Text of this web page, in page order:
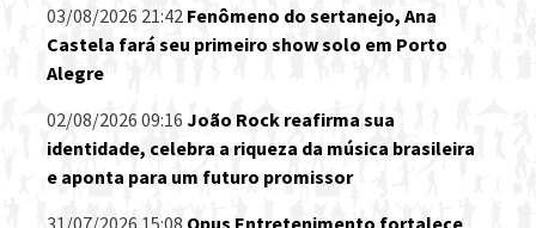
03/08/2026 21:42 Fenômeno do sertanejo, Ana
Castela fará seu primeiro show solo em Porto
Alegre
02/08/2026 09:16 João Rock reafirma sua
identidade, celebra a riqueza da música brasileira
e aponta para um futuro promissor